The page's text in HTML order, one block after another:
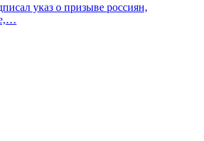
указ о призыве россиян,